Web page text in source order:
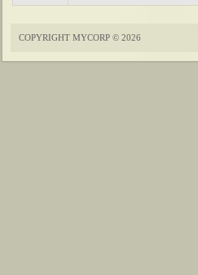
COPYRIGHT MYCORP © 2026